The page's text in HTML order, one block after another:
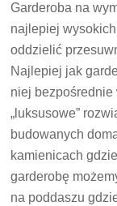
Garderoba na
najlepiej
oddzielić
Najlepiej jak
niej
„luksusowe”
budowanych
kamienicach
garderobę
na poddaszu